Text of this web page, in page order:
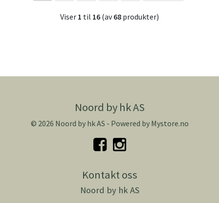
Viser 1 til 16 (av68 produkter)
Noord by hk AS
© 2026 Noord by hk AS - Powered by Mystore.no
Kontakt oss
Noord by hk AS